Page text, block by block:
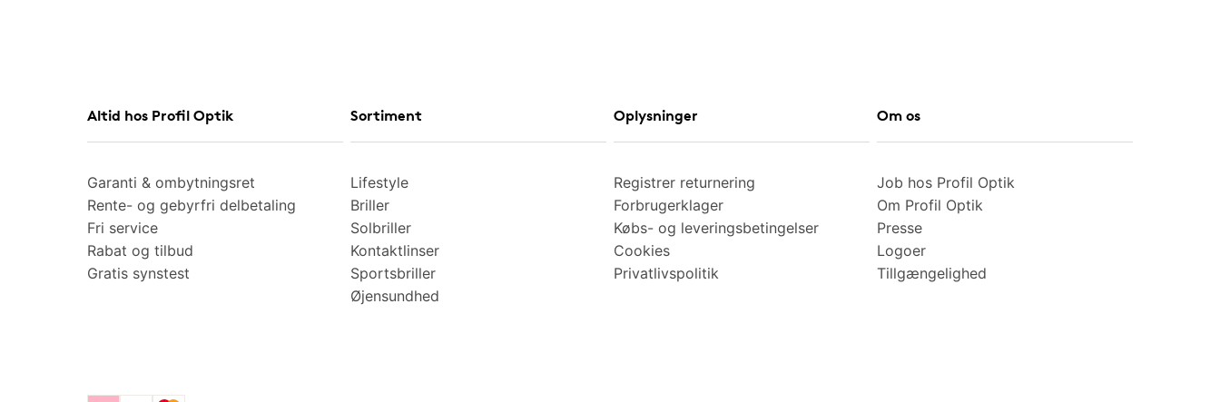
Altid hos Profil Optik
Garanti & ombytningsret
Rente- og gebyrfri delbetaling
Fri service
Rabat og tilbud
Gratis synstest
Sortiment
Lifestyle
Briller
Solbriller
Kontaktlinser
Sportsbriller
Øjensundhed
Oplysninger
Registrer returnering
Forbrugerklager
Købs- og leveringsbetingelser
Cookies
Privatlivspolitik
Om os
Job hos Profil Optik
Om Profil Optik
Presse
Logoer
Tillgængelighed